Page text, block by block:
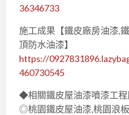
36346733
施工成果【鐵皮廠房油漆,
頂防水油漆】
https://
460730545
◆相關鐵皮屋油漆噴漆工程
◎桃園鐵皮屋油漆,桃園浪